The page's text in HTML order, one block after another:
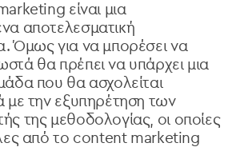
είναι μια
αποτελεσματική
Όμως για να μπορέσει να
θα πρέπει να υπάρχει μια
που θα ασχολείται
με την εξυπηρέτηση των
της μεθοδολογίας, οι οποίες
από το content marketing